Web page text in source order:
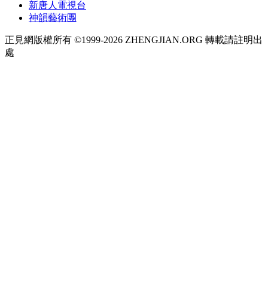
新唐人電視台
神韻藝術團
正見網版權所有 ©1999-2026 ZHENGJIAN.ORG 轉載請註明出
處